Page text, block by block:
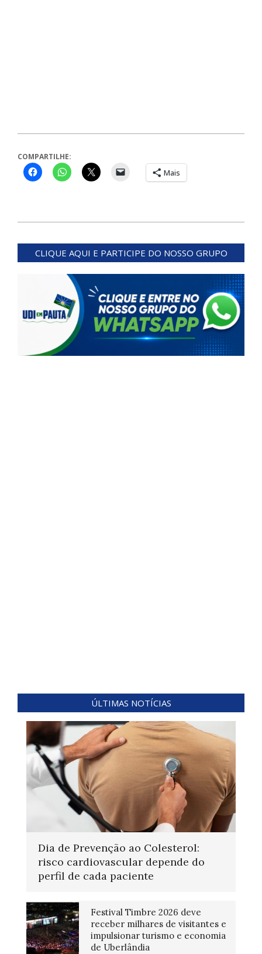
COMPARTILHE:
Mais
12-
CLIQUE AQUI E PARTICIPE DO NOSSO GRUPO
ÚLTIMAS NOTÍCIAS
Dia de Prevenção ao Colesterol:
risco cardiovascular depende do
perfil de cada paciente
Festival Timbre 2026 deve
receber milhares de visitantes e
impulsionar turismo e economia
de Uberlândia